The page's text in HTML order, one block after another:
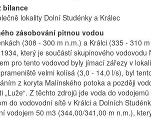
bilance
lokality Dolní Studénky a Králec
zásobování pitnou vodou
(308 - 300 m n.m.) a Králci (335 - 310
který je součástí skupinového vodovodu
pro tento vodovod byly jímací zářezy v
velmi kolísá (3,0 - 14,0 l/s), byl
z koryta Malínského potoka a později
„Luže“. Z těchto zdrojů jde voda do
do vodovodní sítě v Králci a Dolních
vodojem 50 m3 (344,00/341,00 m n.m.),